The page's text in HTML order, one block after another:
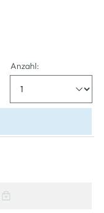
Anzahl: